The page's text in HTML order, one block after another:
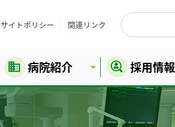
サイトポリシー 関連リンク
病院紹介 採用情報